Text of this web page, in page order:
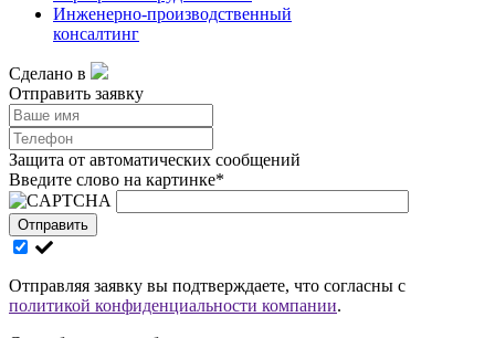
Инженерно-производственный
консалтинг
Сделано в
Отправить заявку
Защита от автоматических сообщений
Введите слово на картинке*
Отправить
Отправляя заявку вы подтверждаете, что согласны с
политикой конфиденциальности компании.